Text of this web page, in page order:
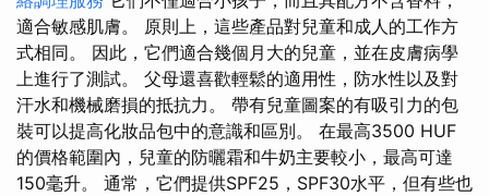
適合敏感肌膚。 原則上，這些產品對兒童和成人的工作方
式相同。 因此，它們適合幾個月大的兒童，並在皮膚病學
上進行了測試。 父母還喜歡輕鬆的適用性，防水性以及對
汗水和機械磨損的抵抗力。 帶有兒童圖案的有吸引力的包
裝可以提高化妝品包中的意識和區別。 在最高3500 HUF
的價格範圍內，兒童的防曬霜和牛奶主要較小，最高可達
150毫升。 通常，它們提供SPF25，SPF30水平，但有些也